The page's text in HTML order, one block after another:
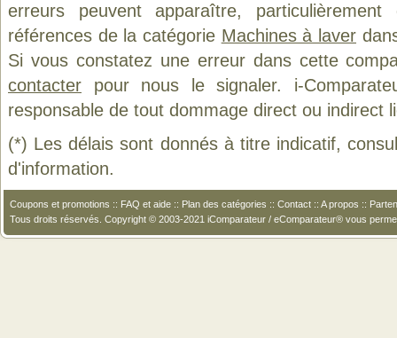
erreurs peuvent apparaître,
références de la catégorie Machines à laver
Si vous constatez une erreur dans cette
contacter pour nous le signaler. i-
responsable de tout dommage direct ou indirect
(*) Les délais sont donnés à titre indicatif,
d'information.
Coupons et promotions :: FAQ et aide :: Plan des catégories :: Contact :: A propos ::
Tous droits réservés. Copyright © 2003-2021 iComparateur / eComparateur® vous